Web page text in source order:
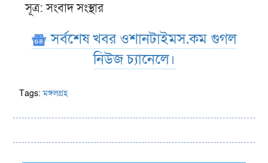
সূত্র: সংবাদ সংস্থার
সর্বশেষ খবর ওশানটাইমস.কম গুগল
নিউজ চ্যানেলে।
Tags:মঙ্গলগ্রহ